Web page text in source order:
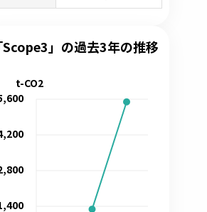
Scope3」の過去3年の推移
t-CO2